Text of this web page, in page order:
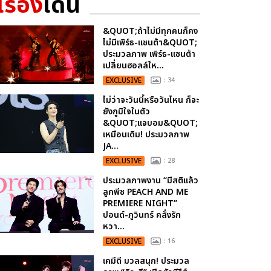
&QUOT;ถ้าไม่มีทุกคนก็คง
ไม่มีเพิร์ธ-แซนต้า&QUOT;
ประมวลภาพ เพิร์ธ-แซนต้า
เปลี่ยนฮอลล์ให...
EXCLUSIVE : 34
ไม่ว่าจะวันนี้หรือวันไหน ก็จะ
ยังภูมิใจในตัว
&QUOT;แจบอม&QUOT;
เหมือนเดิม! ประมวลภาพ
JA...
EXCLUSIVE : 28
ประมวลภาพงาน “มีสติแล้ว
ลูกพีช PEACH AND ME
PREMIERE NIGHT”
ปอนด์-ภูวินทร์ คลั่งรัก
หวา...
EXCLUSIVE : 16
เคมีดี มวลสนุก! ประมวล